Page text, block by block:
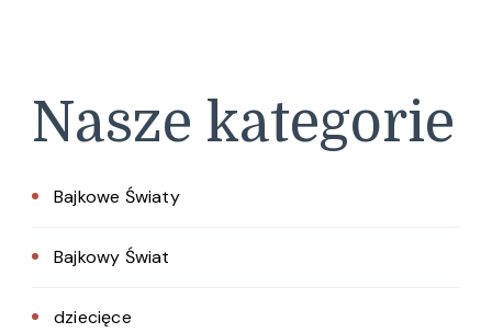
Nasze kategorie
Bajkowe Światy
Bajkowy Świat
dziecięce